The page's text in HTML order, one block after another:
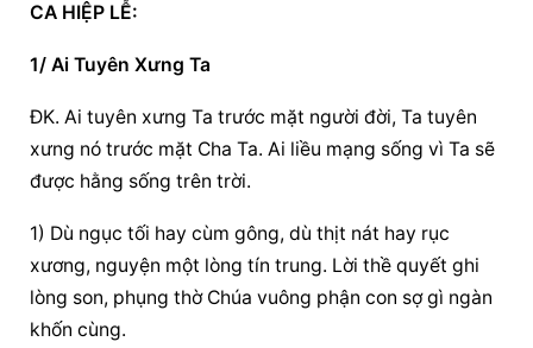
CA HIỆP LỄ:
1/ Ai Tuyên Xưng Ta
ĐK. Ai tuyên xưng Ta trước mặt người đời, Ta tuyên
xưng nó trước mặt Cha Ta. Ai liều mạng sống vì Ta sẽ
được hằng sống trên trời.
1) Dù ngục tối hay cùm gông, dù thịt nát hay rục
xương, nguyện một lòng tín trung. Lời thề quyết ghi
lòng son, phụng thờ Chúa vuông phận con sợ gì ngàn
khốn cùng.